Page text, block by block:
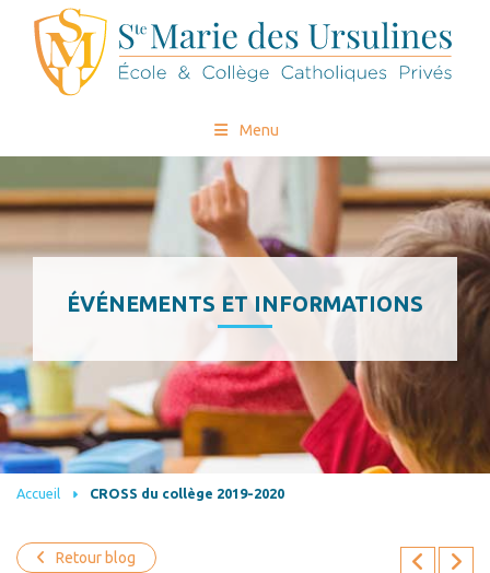
Menu
ÉVÉNEMENTS ET INFORMATIONS
Accueil CROSS du collège 2019-2020
Retour blog